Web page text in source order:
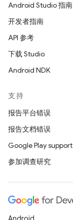
Android Studio 指南
开发者指南
API 参考
下载 Studio
Android NDK
支持
报告平台错误
报告文档错误
Google Play support
参加调查研究